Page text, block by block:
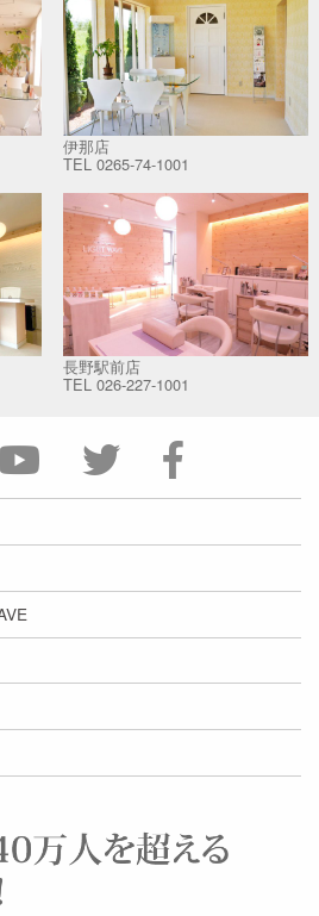
伊那店
TEL 0265-74-1001
長野駅前店
TEL 026-227-1001